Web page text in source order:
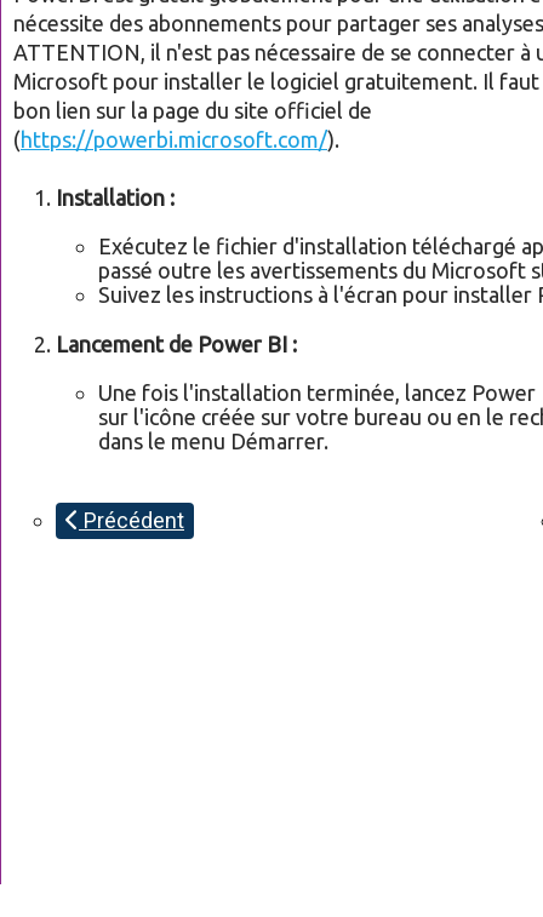
nécessite des abonnements pour partager ses
ATTENTION, il n'est pas nécessaire de se connecter à
Microsoft pour installer le logiciel gratuitement. Il
bon lien sur la page du site officiel de
(https://powerbi.microsoft.com/).
Installation :
Exécutez le fichier d'installation téléchargé
passé outre les avertissements du Microsoft
Suivez les instructions à l'écran pour installer
Lancement de Power BI :
Une fois l'installation terminée, lancez Power
sur l'icône créée sur votre bureau ou en le
dans le menu Démarrer.
Précédent